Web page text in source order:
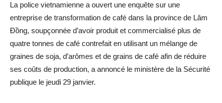
La police vietnamienne a ouvert une enquête sur une
entreprise de transformation de café dans la province de Lâm
Đồng, soupçonnée d’avoir produit et commercialisé plus de
quatre tonnes de café contrefait en utilisant un mélange de
graines de soja, d’arômes et de grains de café afin de réduire
ses coûts de production, a annoncé le ministère de la Sécurité
publique le jeudi 29 janvier.